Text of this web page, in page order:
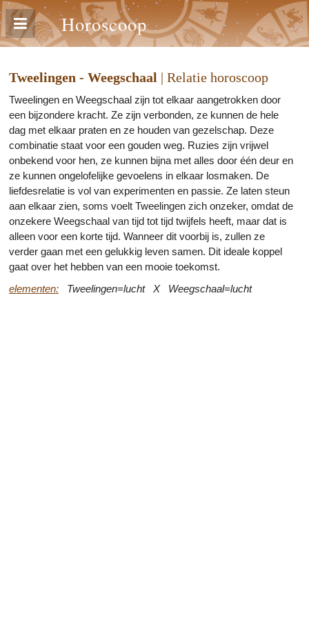
Horoscoop
Tweelingen - Weegschaal | Relatie horoscoop
Tweelingen en Weegschaal zijn tot elkaar aangetrokken door
een bijzondere kracht. Ze zijn verbonden, ze kunnen de hele
dag met elkaar praten en ze houden van gezelschap. Deze
combinatie staat voor een gouden weg. Ruzies zijn vrijwel
onbekend voor hen, ze kunnen bijna met alles door één deur en
ze kunnen ongelofelijke gevoelens in elkaar losmaken. De
liefdesrelatie is vol van experimenten en passie. Ze laten steun
aan elkaar zien, soms voelt Tweelingen zich onzeker, omdat de
onzekere Weegschaal van tijd tot tijd twijfels heeft, maar dat is
alleen voor een korte tijd. Wanneer dit voorbij is, zullen ze
verder gaan met een gelukkig leven samen. Dit ideale koppel
gaat over het hebben van een mooie toekomst.
elementen: Tweelingen=lucht X Weegschaal=lucht